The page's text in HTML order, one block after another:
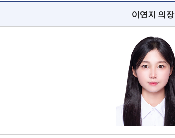
이연지 의장